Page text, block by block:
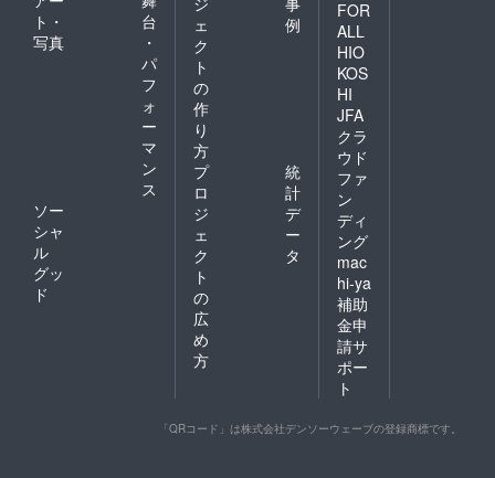
ト・
写真
台
・
パ
フ
ォ
ー
マ
ン
ス
ソー
シャ
ル
グッ
ド
ェ
ク
ト
の
作
り
方
例
プ
ロ
ジ
ェ
ク
ト
の
広
め
方
統
計
デ
ー
タ
FOR
ALL
HIO
KOS
HI
JFA
クラ
ウド
ファ
ン
ディ
ング
mac
hi-ya
補助
金申
請サ
ポー
ト
「QRコード」は株式会社デンソーウェーブの登録商標です。